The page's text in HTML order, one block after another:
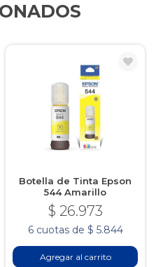
Botella de Tinta Epson
544 Amarillo
$ 26.973
6 cuotas de $ 5.844
Agregar al carrito